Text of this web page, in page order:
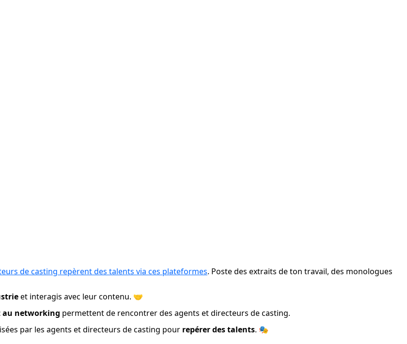
de casting repèrent des talents via ces plateformes. Poste des extraits de ton travail, des monologues
et interagis avec leur contenu. 🤝
au networking permettent de rencontrer des agents et directeurs de casting.
par les agents et directeurs de casting pour repérer des talents. 🎭